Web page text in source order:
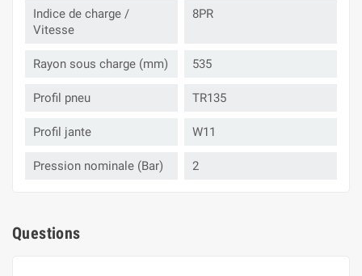
Indice de charge /
Vitesse
8PR
Rayon sous charge (mm) 535
Profil pneu TR135
Profil jante W11
Pression nominale (Bar) 2
Questions